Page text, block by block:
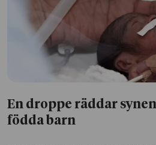
En droppe räddar
födda barn